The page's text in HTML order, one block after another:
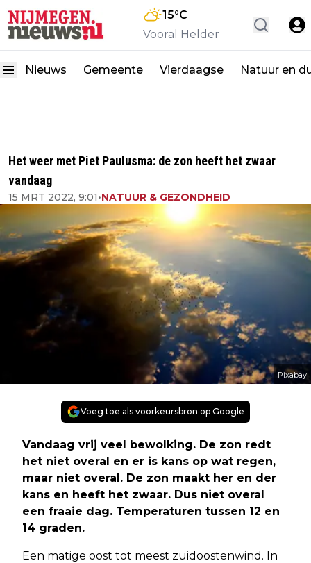
15°C
Vooral Helder
Nieuws Gemeente Vierdaagse Natuur en
Het weer met Piet Paulusma: de zon heeft het zwaar
vandaag
15 MRT 2022, 9:01•NATUUR & GEZONDHEID
Pixabay
Voeg toe als voorkeursbron op Google
Vandaag vrij veel bewolking. De zon redt
het niet overal en er is kans op wat regen,
maar niet overal. De zon maakt her en der
kans en heeft het zwaar. Dus niet overal
een fraaie dag. Temperaturen tussen 12 en
14 graden.
Een matige oost tot meest zuidoostenwind. In